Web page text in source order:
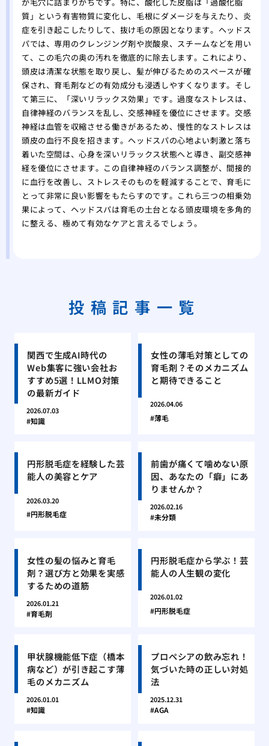
大阪
リ
版
専
質」という有害物質に変化し、毛根にダメージを与えたり、炎
症を引き起こしたりして、抜け毛の原因となります。ヘッドス
パでは、専用のクレンジング剤や炭酸泉、スチームなどを用い
て、この毛穴の奥の汚れを徹底的に除去します。これにより、
頭皮は清潔な状態を取り戻し、髪が伸びるためのスペースが確
保され、育毛剤などの有効成分も浸透しやすくなります。そし
て第三に、「深いリラックス効果」です。過度なストレスは、
自律神経のバランスを乱し、交感神経を優位にさせます。交感
神経は血管を収縮させる働きがあるため、慢性的なストレスは
頭皮の血行不良を招きます。ヘッドスパの心地よい刺激と落ち
着いた空間は、心身を深いリラックス状態へと導き、副交感神
経を優位にさせます。この自律神経のバランス調整が、間接的
に血行を改善し、ストレスそのものを軽減することで、育毛に
とって非常に良い影響をもたらすのです。これら三つの相乗効
果によって、ヘッドスパは育毛の土台となる頭皮環境を多角的
に整える、極めて有効なケアと言えるでしょう。
投稿記事一覧
関西で生成AI時代の
Web集客に強い会社お
すすめ5選！LLMO対策
の最新ガイド
2026.07.03
知識
女性の薄毛対策としての
育毛剤？そのメカニズム
と期待できること
2026.04.06
薄毛
円形脱毛症を経験した芸
能人の美容とケア
2026.03.20
円形脱毛症
前歯が痛くて噛めない原
因、あなたの「癖」にあ
りませんか？
2026.02.16
未分類
女性の髪の悩みと育毛
剤？選び方と効果を実感
するための道筋
2026.01.21
育毛剤
円形脱毛症から学ぶ！芸
能人の人生観の変化
2026.01.02
円形脱毛症
甲状腺機能低下症（橋本
病など）が引き起こす薄
毛のメカニズム
2026.01.01
知識
プロペシアの飲み忘れ！
気づいた時の正しい対処
法
2025.12.31
AGA